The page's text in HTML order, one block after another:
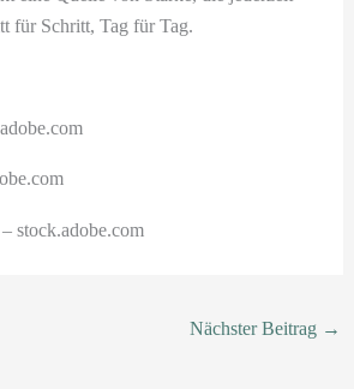
für Schritt, Tag für Tag.
– stock.adobe.com
Nächster Beitrag →